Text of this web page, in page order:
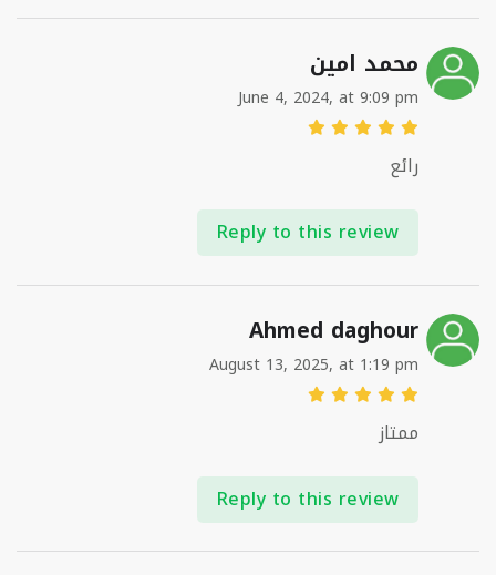
محمد امين
June 4, 2024, at 9:09 pm
رائع
Reply to this review
Ahmed daghour
August 13, 2025, at 1:19 pm
ممتاز
Reply to this review